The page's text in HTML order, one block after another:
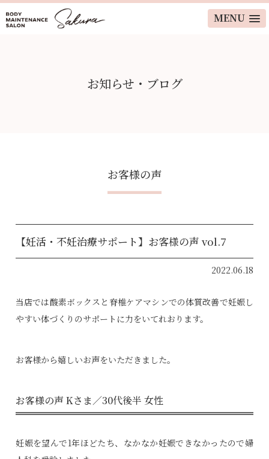
MENU
お知らせ・ブログ
お客様の声
【妊活・不妊治療サポート】お客様の声 vol.7
2022.06.18
当店では酸素ボックスと脊椎ケアマシンでの体質改善で妊娠し
やすい体づくりのサポートに力をいてれおります。
お客様から嬉しいお声をいただきました。
お客様の声 Kさま／30代後半 女性
妊娠を望んで1年ほどたち、なかなか妊娠できなかったので婦